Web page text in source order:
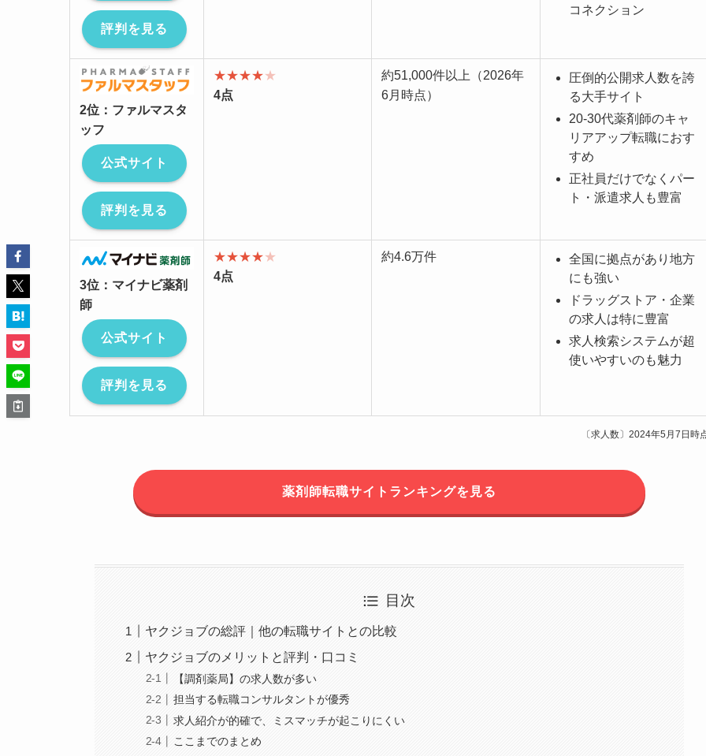
評判を見る
コネクション
2位：ファルマスタ
ッフ
公式サイト
評判を見る
★★★★★
4点
約51,000件以上（2026年
6月時点）
圧倒的公開求人数を誇
る大手サイト
20-30代薬剤師のキャ
リアアップ転職におす
すめ
正社員だけでなくパー
ト・派遣求人も豊富
3位：マイナビ薬剤
師
公式サイト
評判を見る
★★★★★
4点
約4.6万件
全国に拠点があり地方
にも強い
ドラッグストア・企業
の求人は特に豊富
求人検索システムが超
使いやすいのも魅力
〔求人数〕2024年5月7日時
薬剤師転職サイトランキングを見る
目次
ヤクジョブの総評｜他の転職サイトとの比較
ヤクジョブのメリットと評判・口コミ
【調剤薬局】の求人数が多い
担当する転職コンサルタントが優秀
求人紹介が的確で、ミスマッチが起こりにくい
ここまでのまとめ